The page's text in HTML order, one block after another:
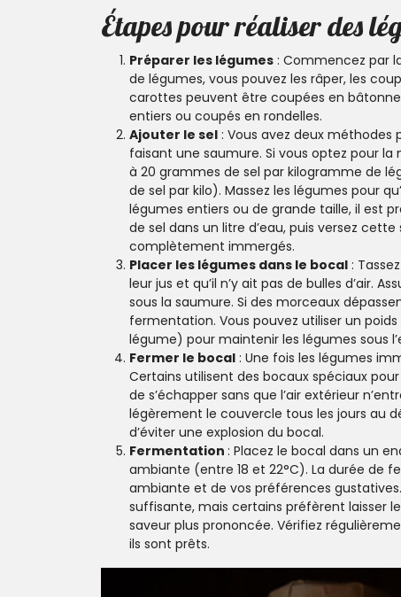
Étapes pour réaliser des
Préparer les légumes : Commencez par
de légumes, vous pouvez les râper, les
carottes peuvent être coupées en
entiers ou coupés en rondelles.
Ajouter le sel : Vous avez deux méthodes
faisant une saumure. Si vous optez pour
à 20 grammes de sel par kilogramme de
de sel par kilo). Massez les légumes pour
légumes entiers ou de grande taille, il est
de sel dans un litre d’eau, puis versez
complètement immergés.
Placer les légumes dans le bocal :
leur jus et qu’il n’y ait pas de bulles d’air.
sous la saumure. Si des morceaux
fermentation. Vous pouvez utiliser un
légume) pour maintenir les légumes sous
Fermer le bocal : Une fois les légumes
Certains utilisent des bocaux spéciaux
de s’échapper sans que l’air extérieur
légèrement le couvercle tous les jours au
d’éviter une explosion du bocal.
Fermentation : Placez le bocal dans un
ambiante (entre 18 et 22°C). La durée de
ambiante et de vos préférences
suffisante, mais certains préfèrent laisser
saveur plus prononcée. Vérifiez
ils sont prêts.